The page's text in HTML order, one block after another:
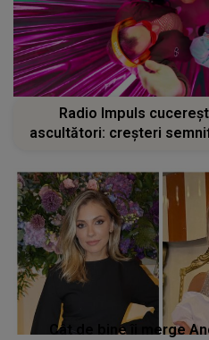
Radio Impuls
ascultători: creșteri
Cât de bine îi merge